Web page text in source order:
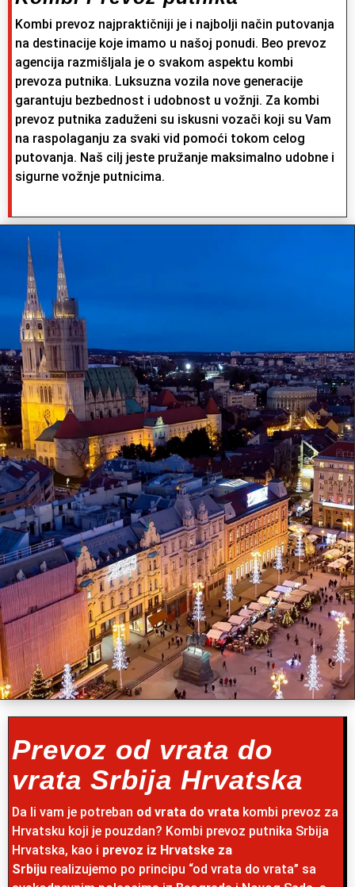
Kombi prevoz najpraktičniji je i najbolji način putovanja
na destinacije koje imamo u našoj ponudi. Beo prevoz
agencija razmišljala je o svakom aspektu kombi
prevoza putnika. Luksuzna vozila nove generacije
garantuju bezbednost i udobnost u vožnji. Za kombi
prevoz putnika zaduženi su iskusni vozači koji su Vam
na raspolaganju za svaki vid pomoći tokom celog
putovanja. Naš cilj jeste pružanje maksimalno udobne i
sigurne vožnje putnicima.
Prevoz od vrata do
vrata Srbija Hrvatska
Da li vam je potreban od vrata do vrata kombi prevoz za
Hrvatsku koji je pouzdan? Kombi prevoz putnika Srbija
Hrvatska, kao i prevoz iz Hrvatske za
Srbiju realizujemo po principu “od vrata do vrata” sa